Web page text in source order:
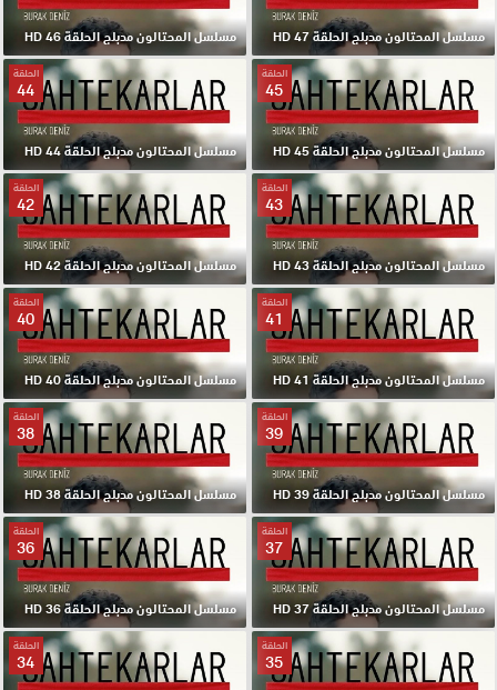
مسلسل المحتالون مدبلج الحلقة 47 HD مسلسل المحتالون مدبلج الحلقة 46 HD
الحلقة
45
مسلسل المحتالون مدبلج الحلقة 45 HD
الحلقة
44
مسلسل المحتالون مدبلج الحلقة 44 HD
الحلقة
43
مسلسل المحتالون مدبلج الحلقة 43 HD
الحلقة
42
مسلسل المحتالون مدبلج الحلقة 42 HD
الحلقة
41
مسلسل المحتالون مدبلج الحلقة 41 HD
الحلقة
40
مسلسل المحتالون مدبلج الحلقة 40 HD
الحلقة
39
مسلسل المحتالون مدبلج الحلقة 39 HD
الحلقة
38
مسلسل المحتالون مدبلج الحلقة 38 HD
الحلقة
37
مسلسل المحتالون مدبلج الحلقة 37 HD
الحلقة
36
مسلسل المحتالون مدبلج الحلقة 36 HD
الحلقة
35
الحلقة
34